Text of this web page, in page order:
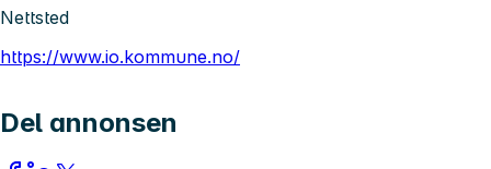
Nettsted
https://www.io.kommune.no/
Del annonsen